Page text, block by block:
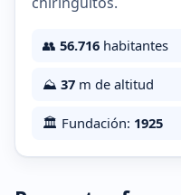
👥 56.716 habitantes
⛰️ 37 m de altitud
🏛️ Fundación: 1925